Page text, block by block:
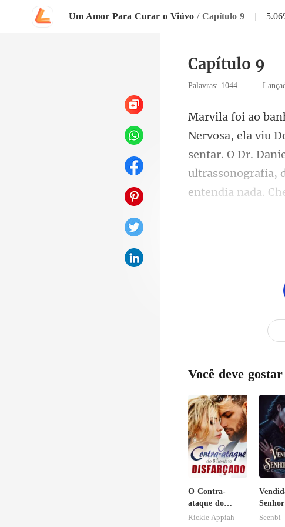
Um Amor Para Curar o Viúvo / Capítulo 9 |
Capítulo 9
Palavras: 1044 |
sentar. O Dr.
ultras
Você deve gostar
O Contra-
ataque do
Bilionário
Rickie Appiah
Seenbi